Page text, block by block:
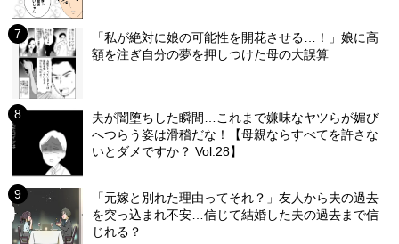
「私が絶対に娘の可能性を開花させる…！」娘に高
額を注ぎ自分の夢を押しつけた母の大誤算
夫が闇堕ちした瞬間…これまで嫌味なヤツらが媚び
へつらう姿は滑稽だな！【母親ならすべてを許さな
いとダメですか？ Vol.28】
「元嫁と別れた理由ってそれ？」友人から夫の過去
を突っ込まれ不安…信じて結婚した夫の過去まで信
じれる？